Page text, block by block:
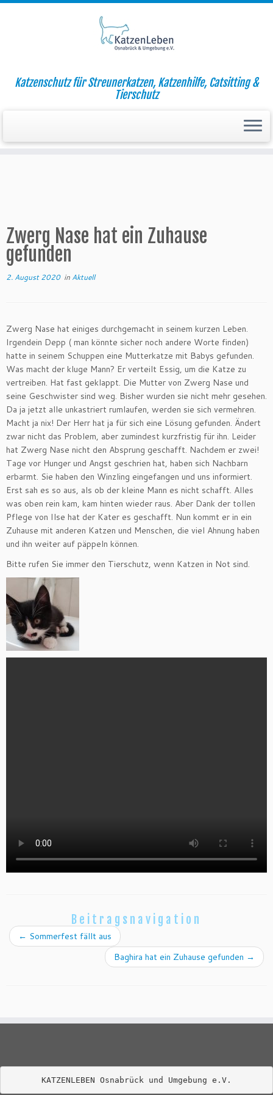
InhaltKatzenschutz für Streunerkatzen, Katzenhilfe, Catsitting &
Tierschutz
Startseite » Aktuell » Zwerg Nase hat ein Zuhause gefunden
Zwerg Nase hat ein Zuhause
gefunden
2. August 2020in Aktuell
Zwerg Nase hat einiges durchgemacht in seinem kurzen Leben.
Irgendein Depp ( man könnte sicher noch andere Worte finden)
hatte in seinem Schuppen eine Mutterkatze mit Babys gefunden.
Was macht der kluge Mann? Er verteilt Essig, um die Katze zu
vertreiben. Hat fast geklappt. Die Mutter von Zwerg Nase und
seine Geschwister sind weg. Bisher wurden sie nicht mehr gesehen.
Da ja jetzt alle unkastriert rumlaufen, werden sie sich vermehren.
Macht ja nix! Der Herr hat ja für sich eine Lösung gefunden. Ändert
zwar nicht das Problem, aber zumindest kurzfristig für ihn. Leider
hat Zwerg Nase nicht den Absprung geschafft. Nachdem er zwei!
Tage vor Hunger und Angst geschrien hat, haben sich Nachbarn
erbarmt. Sie haben den Winzling eingefangen und uns informiert.
Erst sah es so aus, als ob der kleine Mann es nicht schafft. Alles
was oben rein kam, kam hinten wieder raus. Aber Dank der tollen
Pflege von Ilse hat der Kater es geschafft. Nun kommt er in ein
Zuhause mit anderen Katzen und Menschen, die viel Ahnung haben
und ihn weiter auf päppeln können.
Bitte rufen Sie immer den Tierschutz, wenn Katzen in Not sind.
Beitragsnavigation
← Sommerfest fällt aus
Baghira hat ein Zuhause gefunden →
KATZENLEBEN Osnabrück und Umgebung e.V.